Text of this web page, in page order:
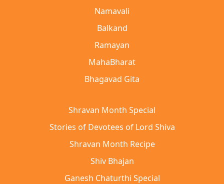
Namavali
Balkand
Ramayan
MahaBharat
Bhagavad Gita
Shravan Month Special
Stories of Devotees of Lord Shiva
Shravan Month Recipe
Shiv Bhajan
Ganesh Chaturthi Special